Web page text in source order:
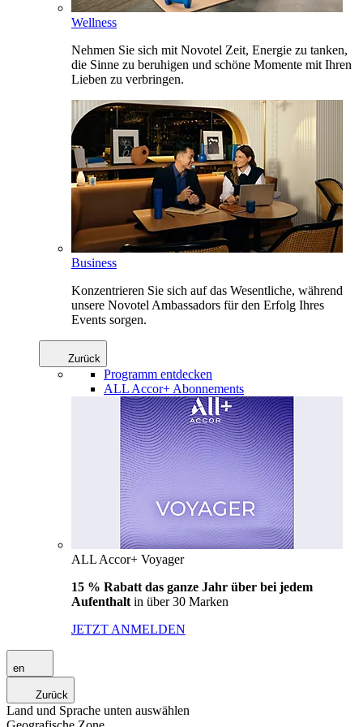
Wellness
Nehmen Sie sich mit Novotel Zeit, Energie zu tanken,
die Sinne zu beruhigen und schöne Momente mit Ihren
Lieben zu verbringen.
Business
Konzentrieren Sie sich auf das Wesentliche, während
unsere Novotel Ambassadors für den Erfolg Ihres
Events sorgen.
Zurück
Programm entdecken
ALL Accor+ Abonnements
ALL Accor+ Voyager
15 % Rabatt das ganze Jahr über bei jedem
Aufenthalt in über 30 Marken
JETZT ANMELDEN
en
Zurück
Land und Sprache unten auswählen